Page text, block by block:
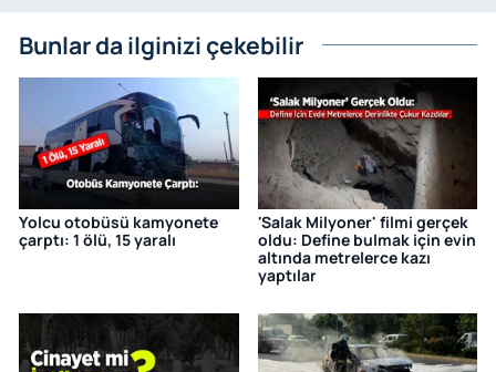
Bunlar da ilginizi çekebilir
Yolcu otobüsü kamyonete
çarptı: 1 ölü, 15 yaralı
'Salak Milyoner' filmi gerçek
oldu: Define bulmak için evin
altında metrelerce kazı
yaptılar